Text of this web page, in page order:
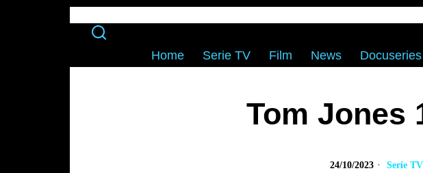
Home Serie TV Film News Docuseries
Tom Jones
24/10/2023 Serie TV